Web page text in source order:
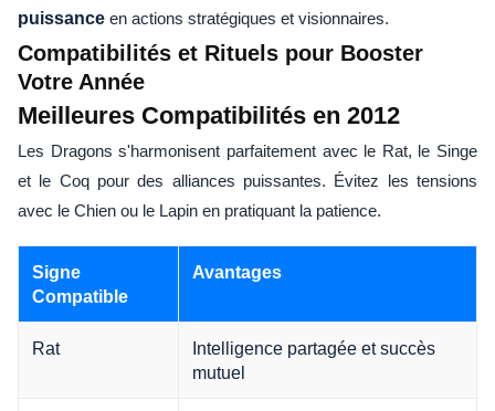
puissance en actions stratégiques et visionnaires.
Compatibilités et Rituels pour Booster
Votre Année
Meilleures Compatibilités en 2012
Les Dragons s'harmonisent parfaitement avec le Rat, le Singe
et le Coq pour des alliances puissantes. Évitez les tensions
avec le Chien ou le Lapin en pratiquant la patience.
Signe
Compatible
Avantages
Rat
Intelligence partagée et succès
mutuel